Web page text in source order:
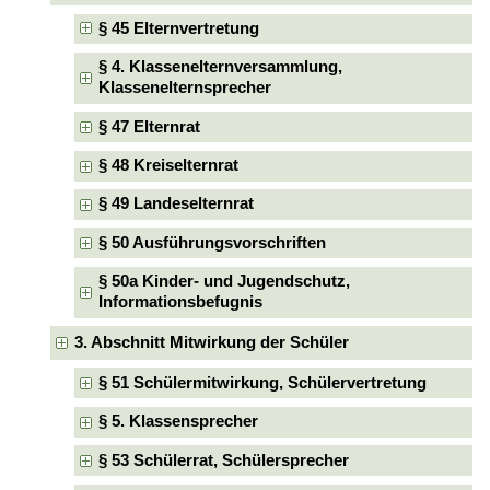
§ 45 Elternvertretung
§ 4. Klassenelternversammlung,
Klassenelternsprecher
§ 47 Elternrat
§ 48 Kreiselternrat
§ 49 Landeselternrat
§ 50 Ausführungsvorschriften
§ 50a Kinder- und Jugendschutz,
Informationsbefugnis
3. Abschnitt Mitwirkung der Schüler
§ 51 Schülermitwirkung, Schülervertretung
§ 5. Klassensprecher
§ 53 Schülerrat, Schülersprecher